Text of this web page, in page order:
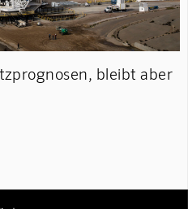
bleibt aber